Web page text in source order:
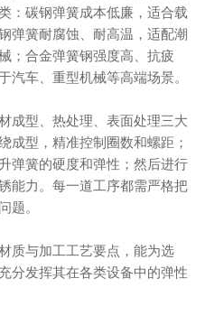
：碳钢弹簧成本低廉，适合载
弹簧耐腐蚀、耐高温，适配潮
；合金弹簧钢强度高、抗疲
车、重型机械等高端场景。
成型、热处理、表面处理三大
成型，精准控制圈数和螺距；
弹簧的硬度和弹性；然后进行
能力。每一道工序都需严格把
。
质与加工工艺要点，能为选
分发挥其在各类设备中的弹性